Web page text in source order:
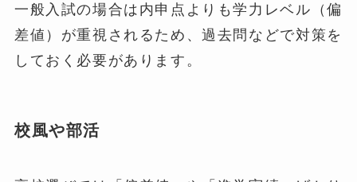
一般入試の場合は内申点よりも学力レベル（偏
差値）が重視されるため、過去問などで対策を
しておく必要があります。
校風や部活